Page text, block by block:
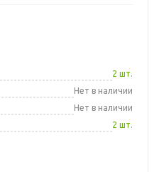
2 шт.
Нет в наличии
Нет в наличии
2 шт.